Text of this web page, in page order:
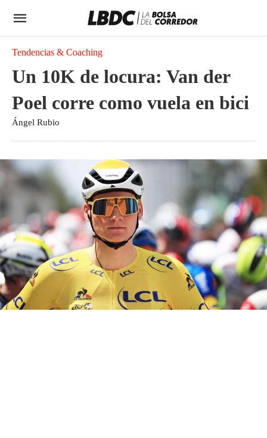
Tendencias & Coaching
Un 10K de locura: Van der
Poel corre como vuela en bici
Ángel Rubio